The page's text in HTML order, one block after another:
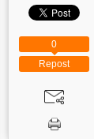
Repost
0